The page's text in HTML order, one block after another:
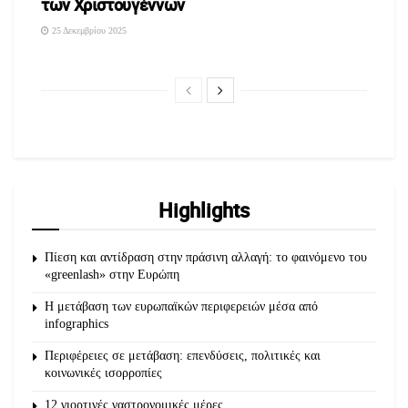
25 Δεκεμβρίου 2025
Highlights
Πίεση και αντίδραση στην πράσινη αλλαγή: το φαινόμενο του
«greenlash» στην Ευρώπη
Η μετάβαση των ευρωπαϊκών περιφερειών μέσα από
infographics
Περιφέρειες σε μετάβαση: επενδύσεις, πολιτικές και
κοινωνικές ισορροπίες
12 γιορτινές γαστρονομικές μέρες